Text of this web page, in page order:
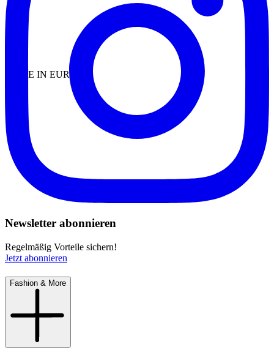
MADE IN EUROPE
Newsletter abonnieren
Regelmäßig Vorteile sichern!
Jetzt abonnieren
Fashion & More